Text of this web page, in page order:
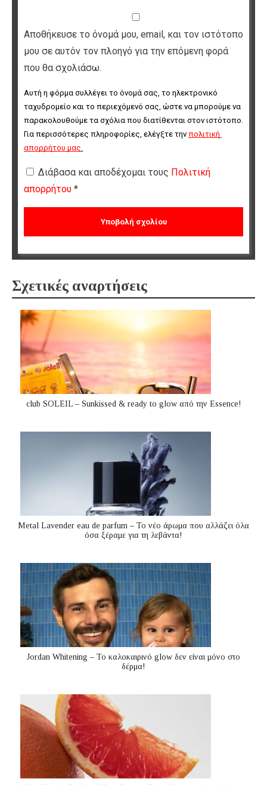
Αποθήκευσε το όνομά μου, email, και τον ιστότοπο
μου σε αυτόν τον πλοηγό για την επόμενη φορά
που θα σχολιάσω.
Αυτή η φόρμα συλλέγει το όνομά σας, το ηλεκτρονικό
ταχυδρομείο και το περιεχόμενό σας, ώστε να μπορούμε να
παρακολουθούμε τα σχόλια που διατίθενται στον ιστότοπο.
Για περισσότερες πληροφορίες, ελέγξτε την πολιτική
απορρήτου μας
Διάβασα και αποδέχομαι τους Πολιτική
απορρήτου *
Σχετικές αναρτήσεις
club SOLEIL – Sunkissed & ready to glow από την Essence!
Metal Lavender eau de parfum – Το νέο άρωμα που αλλάζει όλα
όσα ξέραμε για τη λεβάντα!
Jordan Whitening – Το καλοκαιρινό glow δεν είναι μόνο στο
δέρμα!